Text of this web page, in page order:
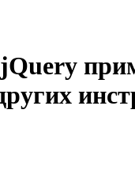
jQuery